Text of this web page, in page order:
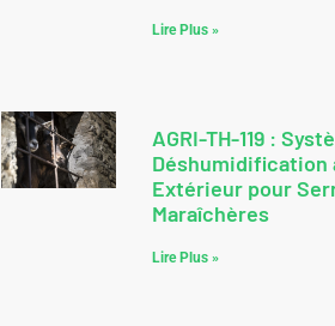
Lire Plus »
AGRI-TH-119 :
Déshumidification
Extérieur pour
Maraîchères
Lire Plus »